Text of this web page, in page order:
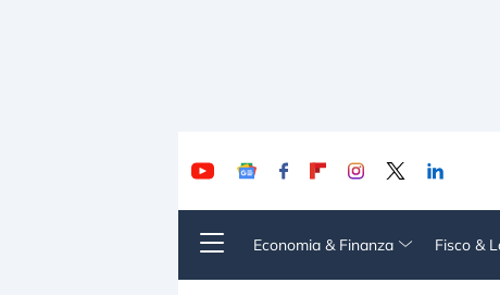
Economia & Finanza Fisco &